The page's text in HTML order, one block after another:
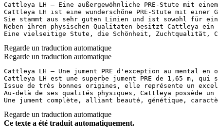
Cattleya LH – Eine außergewöhnliche PRE-Stute mit
Cattleya LH ist eine wunderschöne PRE-Stute mit
Sie stammt aus sehr guten Linien und ist sowohl für
Neben ihren physischen Qualitäten besitzt Cattleya
Eine vielseitige Stute, die Schönheit, Zuchtqualität,
Regarde un traduction automatique
Regarde un traduction automatique
Cattleya LH – Une jument PRE d'exception au mental en
Cattleya LH est une superbe jument PRE de 1,65 m,
Issue de très bonnes origines, elle représente un
Au-delà de ses qualités physiques, Cattleya possède
Une jument complète, alliant beauté, génétique,
Regarde un traduction automatique
Ce texte a été traduit automatiquement.